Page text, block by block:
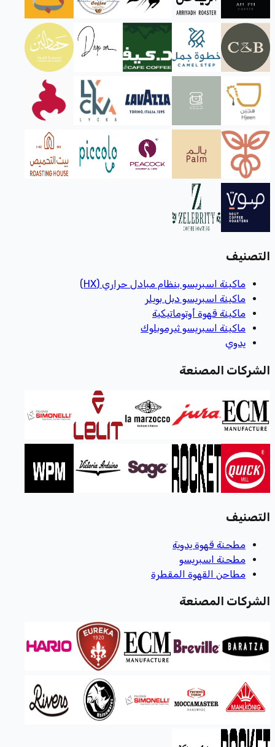
التصنيف
ماكينة اسبريسو بنظام مبادل حراري (HX)
ماكينة اسبريسو دبل بويلر
ماكينة قهوة أوتوماتيكية
ماكينة اسبريسو ثيرموبلوك
يدوي
الشركات المصنعة
التصنيف
مطحنة قهوة يدوية
مطحنة اسبريسو
مطاحن القهوة المقطرة
الشركات المصنعة